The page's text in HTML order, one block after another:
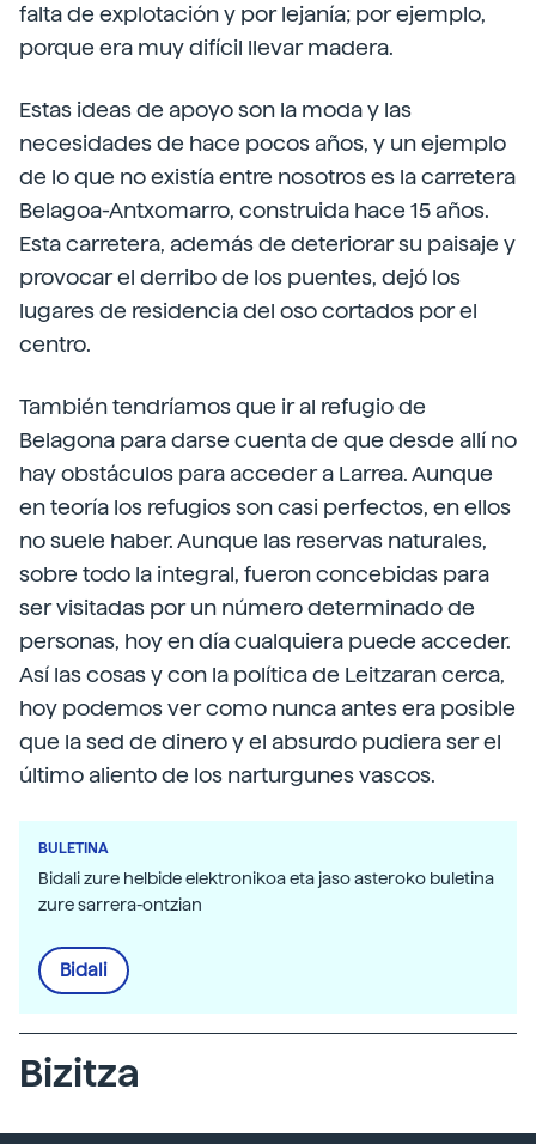
falta de explotación y por lejanía; por ejemplo,
porque era muy difícil llevar madera.
Estas ideas de apoyo son la moda y las
necesidades de hace pocos años, y un ejemplo
de lo que no existía entre nosotros es la carretera
Belagoa-Antxomarro, construida hace 15 años.
Esta carretera, además de deteriorar su paisaje y
provocar el derribo de los puentes, dejó los
lugares de residencia del oso cortados por el
centro.
También tendríamos que ir al refugio de
Belagona para darse cuenta de que desde allí no
hay obstáculos para acceder a Larrea. Aunque
en teoría los refugios son casi perfectos, en ellos
no suele haber. Aunque las reservas naturales,
sobre todo la integral, fueron concebidas para
ser visitadas por un número determinado de
personas, hoy en día cualquiera puede acceder.
Así las cosas y con la política de Leitzaran cerca,
hoy podemos ver como nunca antes era posible
que la sed de dinero y el absurdo pudiera ser el
último aliento de los narturgunes vascos.
BULETINA
Bidali zure helbide elektronikoa eta jaso asteroko buletina
zure sarrera-ontzian
Bidali
Bizitza